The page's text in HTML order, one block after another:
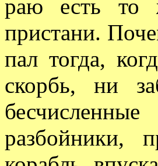
раю есть то
пристани.
пал тогда,
скорбь, ни
разбойники,